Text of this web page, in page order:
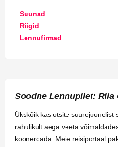
Suunad
Riigid
Lennufirmad
Soodne Lennupilet: Riia
Ükskõik kas otsite suurejoonelist
rahulikult aega veeta
koonerdada. Meie reisiportaal